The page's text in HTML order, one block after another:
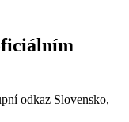
odkaz Slovensko,